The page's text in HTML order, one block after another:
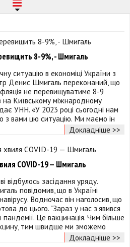
8-9%, - Шмигаль
ситуацію в економіці України з
Денис Шмигаль переконаний, що
не перевищуватиме 8-9
на Київському міжнародному
УНН. «У 2023 році сьогодні нам
з вами цю ситуацію. Ми маємо ін
Докладніше >>
COVID-19 — Шмигаль
відбулось засідання уряду.
повідомив, що в Україні
Водночас він наголосив, що
до цього. "Зараз у нас з’явився
Це вакцинація. Чим більше
тим швидше ми зможемо
Докладніше >>